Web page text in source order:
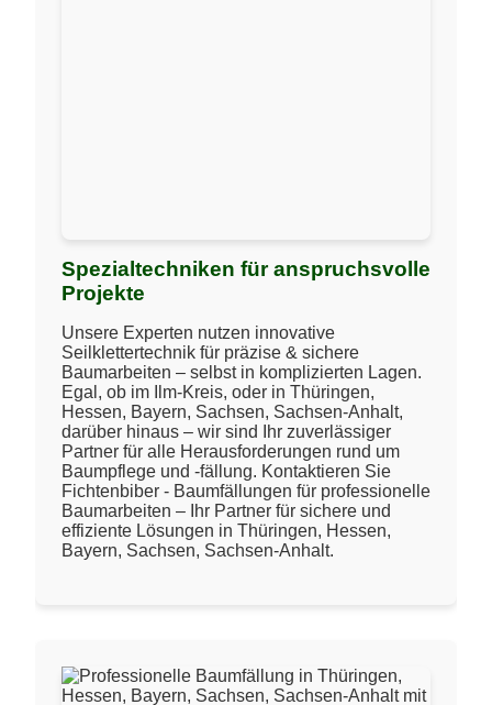
Spezialtechniken für anspruchsvolle
Projekte
Unsere Experten nutzen innovative
Seilklettertechnik für präzise & sichere
Baumarbeiten – selbst in komplizierten Lagen.
Egal, ob im Ilm-Kreis, oder in Thüringen,
Hessen, Bayern, Sachsen, Sachsen-Anhalt,
darüber hinaus – wir sind Ihr zuverlässiger
Partner für alle Herausforderungen rund um
Baumpflege und -fällung. Kontaktieren Sie
Fichtenbiber - Baumfällungen für professionelle
Baumarbeiten – Ihr Partner für sichere und
effiziente Lösungen in Thüringen, Hessen,
Bayern, Sachsen, Sachsen-Anhalt.